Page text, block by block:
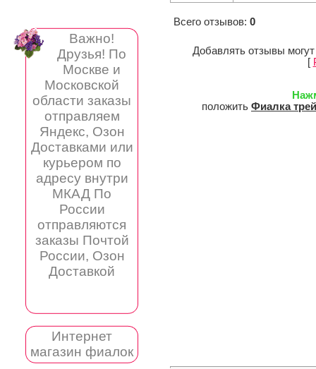
Важно!
Друзья! По
Москве и
Московской
области заказы
отправляем
Яндекс, Озон
Доставками или
курьером по
адресу внутри
МКАД По
России
отправляются
заказы Почтой
России, Озон
Доставкой
Интернет
магазин фиалок
Всего отзывов: 0
Добавлять отзывы
[
положить Фиалка